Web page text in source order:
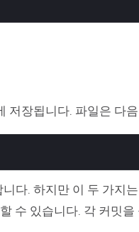
저장됩니다. 파일은 다
다. 하지만 이 두 가지
수 있습니다. 각 커밋